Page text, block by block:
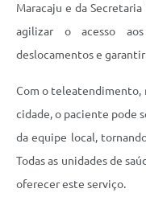
Maracaju e da
agilizar o acesso
deslocamentos e
Com o teleatendimento,
cidade, o paciente pode
da equipe local,
Todas as unidades de
oferecer este serviço.